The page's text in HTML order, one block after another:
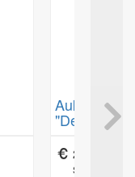
Auktion 370
"Der Sultan
200 EUR
Sofortkauf